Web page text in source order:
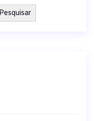
Pesquisar